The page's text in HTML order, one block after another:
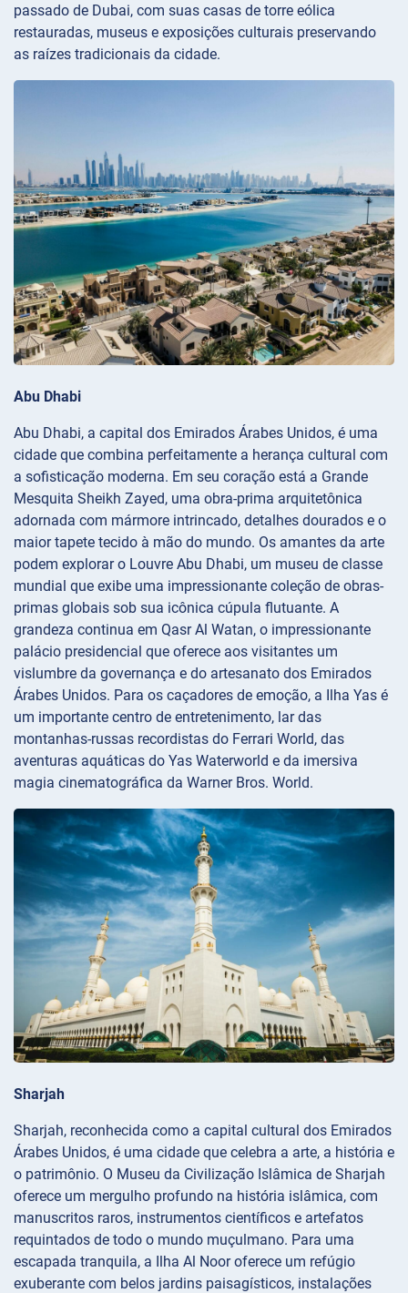
passado de Dubai, com suas casas de torre eólica
restauradas, museus e exposições culturais preservando
as raízes tradicionais da cidade.
Abu Dhabi
Abu Dhabi, a capital dos Emirados Árabes Unidos, é uma
cidade que combina perfeitamente a herança cultural com
a sofisticação moderna. Em seu coração está a Grande
Mesquita Sheikh Zayed, uma obra-prima arquitetônica
adornada com mármore intrincado, detalhes dourados e o
maior tapete tecido à mão do mundo. Os amantes da arte
podem explorar o Louvre Abu Dhabi, um museu de classe
mundial que exibe uma impressionante coleção de obras-
primas globais sob sua icônica cúpula flutuante. A
grandeza continua em Qasr Al Watan, o impressionante
palácio presidencial que oferece aos visitantes um
vislumbre da governança e do artesanato dos Emirados
Árabes Unidos. Para os caçadores de emoção, a Ilha Yas é
um importante centro de entretenimento, lar das
montanhas-russas recordistas do Ferrari World, das
aventuras aquáticas do Yas Waterworld e da imersiva
magia cinematográfica da Warner Bros. World.
Sharjah
Sharjah, reconhecida como a capital cultural dos Emirados
Árabes Unidos, é uma cidade que celebra a arte, a história e
o patrimônio. O Museu da Civilização Islâmica de Sharjah
oferece um mergulho profundo na história islâmica, com
manuscritos raros, instrumentos científicos e artefatos
requintados de todo o mundo muçulmano. Para uma
escapada tranquila, a Ilha Al Noor oferece um refúgio
exuberante com belos jardins paisagísticos, instalações